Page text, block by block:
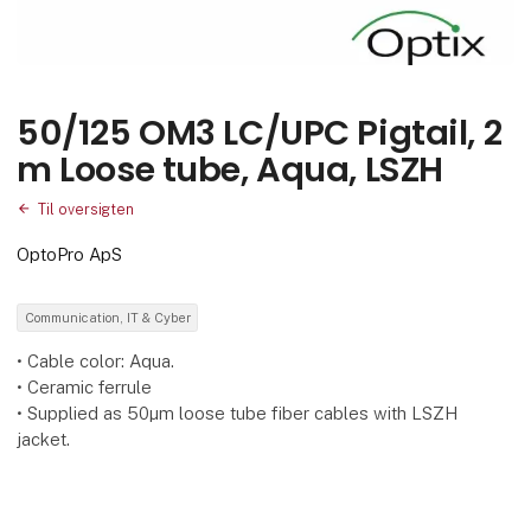
50/125 OM3 LC/UPC Pigtail, 2
m Loose tube, Aqua, LSZH
Til oversigten
OptoPro ApS
Communication, IT & Cyber
• Cable color: Aqua.
• Ceramic ferrule
• Supplied as 50µm loose tube fiber cables with LSZH
jacket.